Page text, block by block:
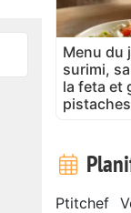
Menu du
surimi,
la feta et
pistaches
Ptitchef